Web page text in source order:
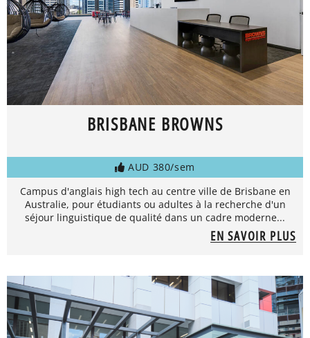
BRISBANE BROWNS
AUD 380/sem
Campus d'anglais high tech au centre ville de Brisbane en
Australie, pour étudiants ou adultes à la recherche d'un
séjour linguistique de qualité dans un cadre moderne...
EN SAVOIR PLUS